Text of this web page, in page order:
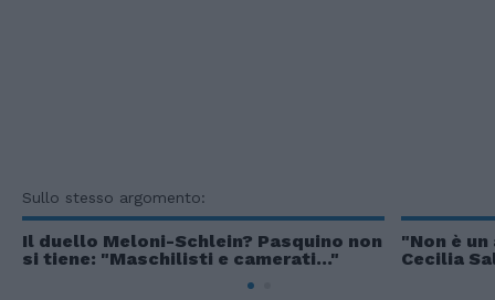
Sullo stesso argomento:
Il duello Meloni-Schlein? Pasquino non
si tiene: "Maschilisti e camerati..."
"Non è
Cecilia